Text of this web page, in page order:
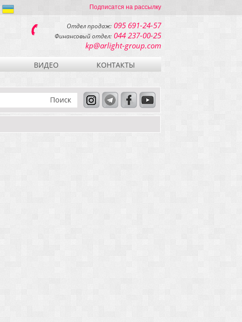
Подписатся на рассылку
Отдел продаж: 095 691-24-57
Финансовый отдел: 044 237-00-25
kp@arlight-group.com
ВИДЕО КОНТАКТЫ